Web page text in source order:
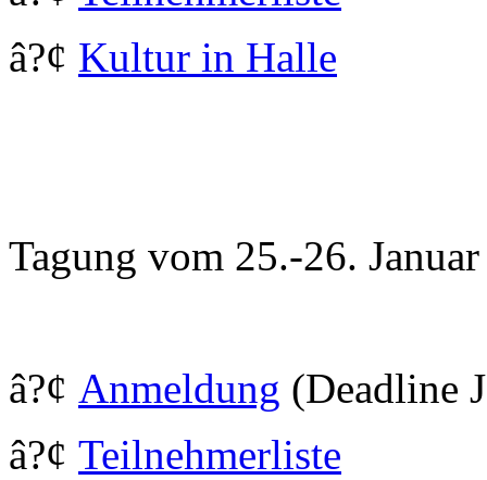
â?¢ Kultur in Halle
Tagung vom 25.-26.
â?¢ Anmeldung (Deadline
â?¢ Teilnehmerliste